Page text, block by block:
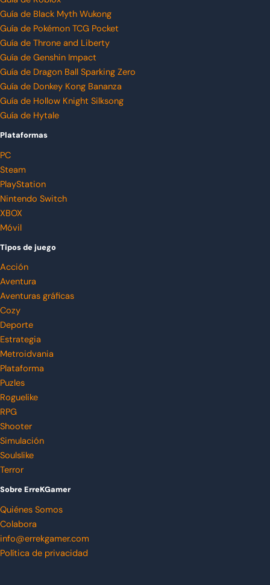
Guía de Black Myth Wukong
Guía de Pokémon TCG Pocket
Guía de Throne and Liberty
Guía de Genshin Impact
Guía de Dragon Ball Sparking Zero
Guía de Donkey Kong Bananza
Guía de Hollow Knight Silksong
Guía de Hytale
Plataformas
PC
Steam
PlayStation
Nintendo Switch
XBOX
Móvil
Tipos de juego
Acción
Aventura
Aventuras gráficas
Cozy
Deporte
Estrategia
Metroidvania
Plataforma
Puzles
Roguelike
RPG
Shooter
Simulación
Soulslike
Terror
Sobre ErreKGamer
Quiénes Somos
Colabora
info@errekgamer.com
Política de privacidad